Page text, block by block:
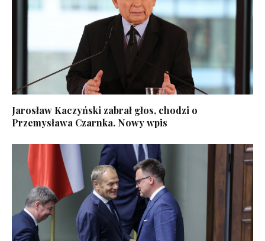
Jarosław Kaczyński zabrał głos, chodzi o
Przemysława Czarnka. Nowy wpis